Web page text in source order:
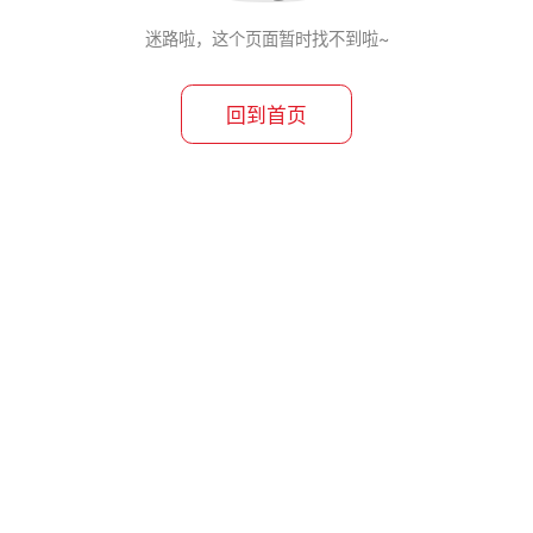
迷路啦，这个页面暂时找不到啦~
回到首页